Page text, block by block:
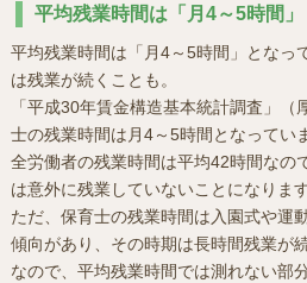
平均残業時間は「月4～5時間」
平均残業時間は「月4～5時間」となっ
は残業が続くことも。
「平成30年賃金構造基本統計調査」
士の残業時間は月4～5時間となってい
全労働者の残業時間は平均42時間なの
は意外に残業していないことになります
ただ、保育士の残業時間は入園式や運
傾向があり、その時期は長時間残業が
なので、平均残業時間では測れない部